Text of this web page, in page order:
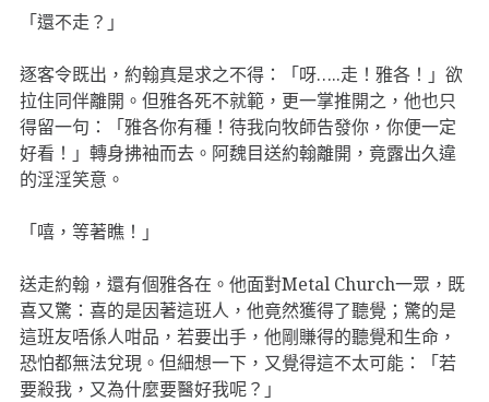
「還不走？」
逐客令既出，約翰真是求之不得：「呀…..走！雅各！」欲
拉住同伴離開。但雅各死不就範，更一掌推開之，他也只
得留一句：「雅各你有種！待我向牧師告發你，你便一定
好看！」轉身拂袖而去。阿魏目送約翰離開，竟露出久違
的淫淫笑意。
「嘻，等著瞧！」
送走約翰，還有個雅各在。他面對Metal Church一眾，既
喜又驚：喜的是因著這班人，他竟然獲得了聽覺；驚的是
這班友唔係人咁品，若要出手，他剛賺得的聽覺和生命，
恐怕都無法兌現。但細想一下，又覺得這不太可能：「若
要殺我，又為什麼要醫好我呢？」